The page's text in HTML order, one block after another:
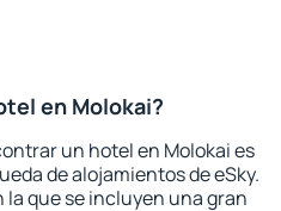
en Molokai?
un hotel en Molokai es
de alojamientos de eSky.
la que se incluyen una gran